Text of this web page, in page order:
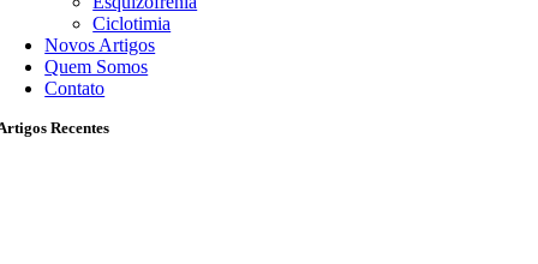
Ciclotimia
Novos Artigos
Quem Somos
Contato
Recentes